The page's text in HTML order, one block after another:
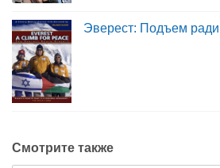
Эверест: Подъем
Смотрите также